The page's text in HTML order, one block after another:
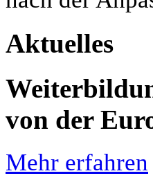
Aktuelles
von der
Mehr erfahren